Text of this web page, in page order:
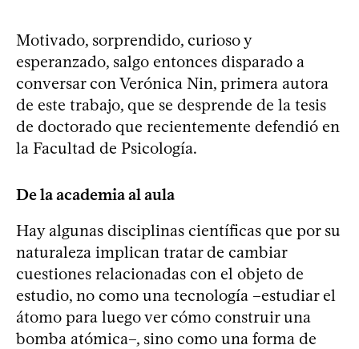
Motivado, sorprendido, curioso y
esperanzado, salgo entonces disparado a
conversar con Verónica Nin, primera autora
de este trabajo, que se desprende de la tesis
de doctorado que recientemente defendió en
la Facultad de Psicología.
De la academia al aula
Hay algunas disciplinas científicas que por su
naturaleza implican tratar de cambiar
cuestiones relacionadas con el objeto de
estudio, no como una tecnología –estudiar el
átomo para luego ver cómo construir una
bomba atómica–, sino como una forma de